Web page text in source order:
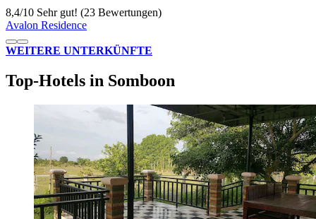
8,4/10 Sehr gut! (23 Bewertungen)
Avalon Residence
WEITERE UNTERKÜNFTE
Top-Hotels in Somboon